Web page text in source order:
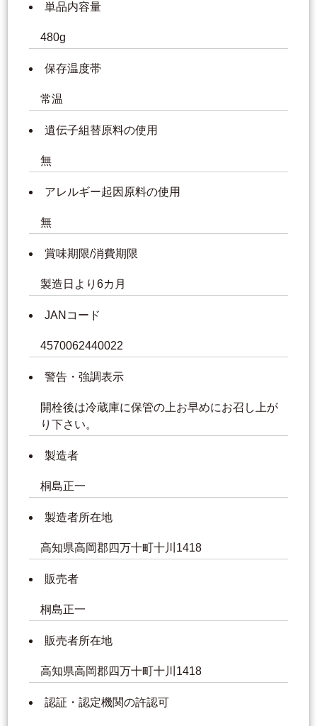
単品内容量
480g
保存温度帯
常温
遺伝子組替原料の使用
無
アレルギー起因原料の使用
無
賞味期限/消費期限
製造日より6カ月
JANコード
4570062440022
警告・強調表示
開栓後は冷蔵庫に保管の上お早めにお召し上が
り下さい。
製造者
桐島正一
製造者所在地
高知県高岡郡四万十町十川1418
販売者
桐島正一
販売者所在地
高知県高岡郡四万十町十川1418
認証・認定機関の許認可